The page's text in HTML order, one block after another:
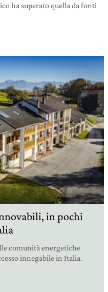
ha superato quella da fonti
in pochi
comunità energetiche
innegabile in Italia.